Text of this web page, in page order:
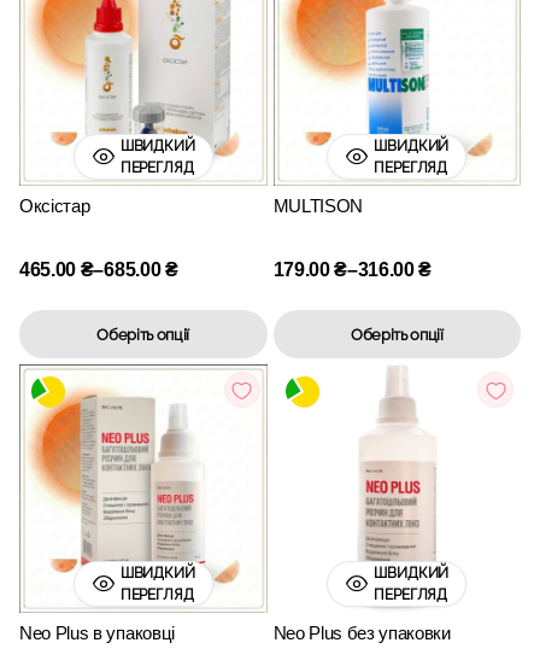
ШВИДКИЙ
ПЕРЕГЛЯД
Оксістар
465.00 ₴–685.00₴
Оберіть опції
ШВИДКИЙ
ПЕРЕГЛЯД
MULTISON
179.00₴–316.00₴
Оберіть опції
ШВИДКИЙ
ПЕРЕГЛЯД
Neo Plus в упаковці
ШВИДКИЙ
ПЕРЕГЛЯД
Neo Plus без упаковки